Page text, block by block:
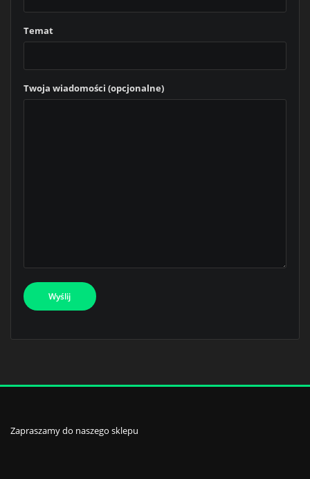
Temat
Twoja wiadomości (opcjonalne)
Zapraszamy do naszego sklepu